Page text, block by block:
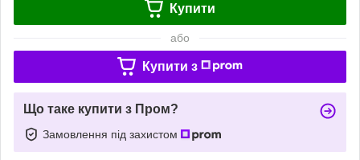
Купити
або
Купити з
Що таке купити з Пром?
Замовлення під захистом